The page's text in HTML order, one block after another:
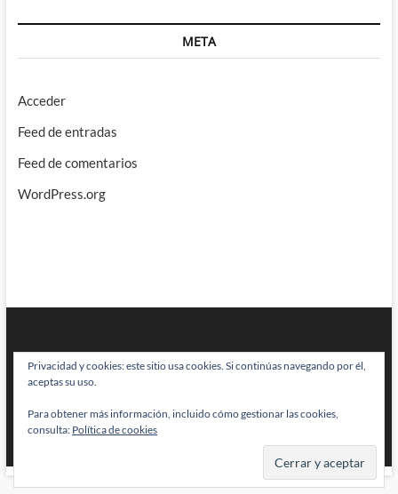
META
Acceder
Feed de entradas
Feed de comentarios
WordPress.org
BRAINSTOMPING| Diseñado por:Theme Freesia|WordPress| © Todos
los derechos reservados
Privacidad y cookies: este sitio usa cookies. Si continúas navegando por él,
aceptas su uso.
Para obtener más información, incluido cómo gestionar las cookies,
consulta: Política de cookies